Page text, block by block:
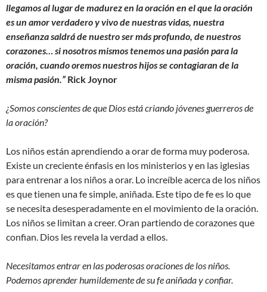
llegamos al lugar de madurez en la oración en el que la oración
es un amor verdadero y vivo de nuestras vidas, nuestra
enseñanza saldrá de nuestro ser más profundo, de nuestros
corazones… si nosotros mismos tenemos una pasión para la
oración, cuando oremos nuestros hijos se contagiaran de la
misma pasión.” Rick Joynor
¿Somos conscientes de que Dios está criando jóvenes guerreros de
la oración?
Los niños están aprendiendo a orar de forma muy poderosa.
Existe un creciente énfasis en los ministerios y en las iglesias
para entrenar a los niños a orar. Lo increíble acerca de los niños
es que tienen una fe simple, aniñada. Este tipo de fe es lo que
se necesita desesperadamente en el movimiento de la oración.
Los niños se limitan a creer. Oran partiendo de corazones que
confian. Dios les revela la verdad a ellos.
Necesitamos entrar en las poderosas oraciones de los niños.
Podemos aprender humildemente de su fe aniñada y confiar.